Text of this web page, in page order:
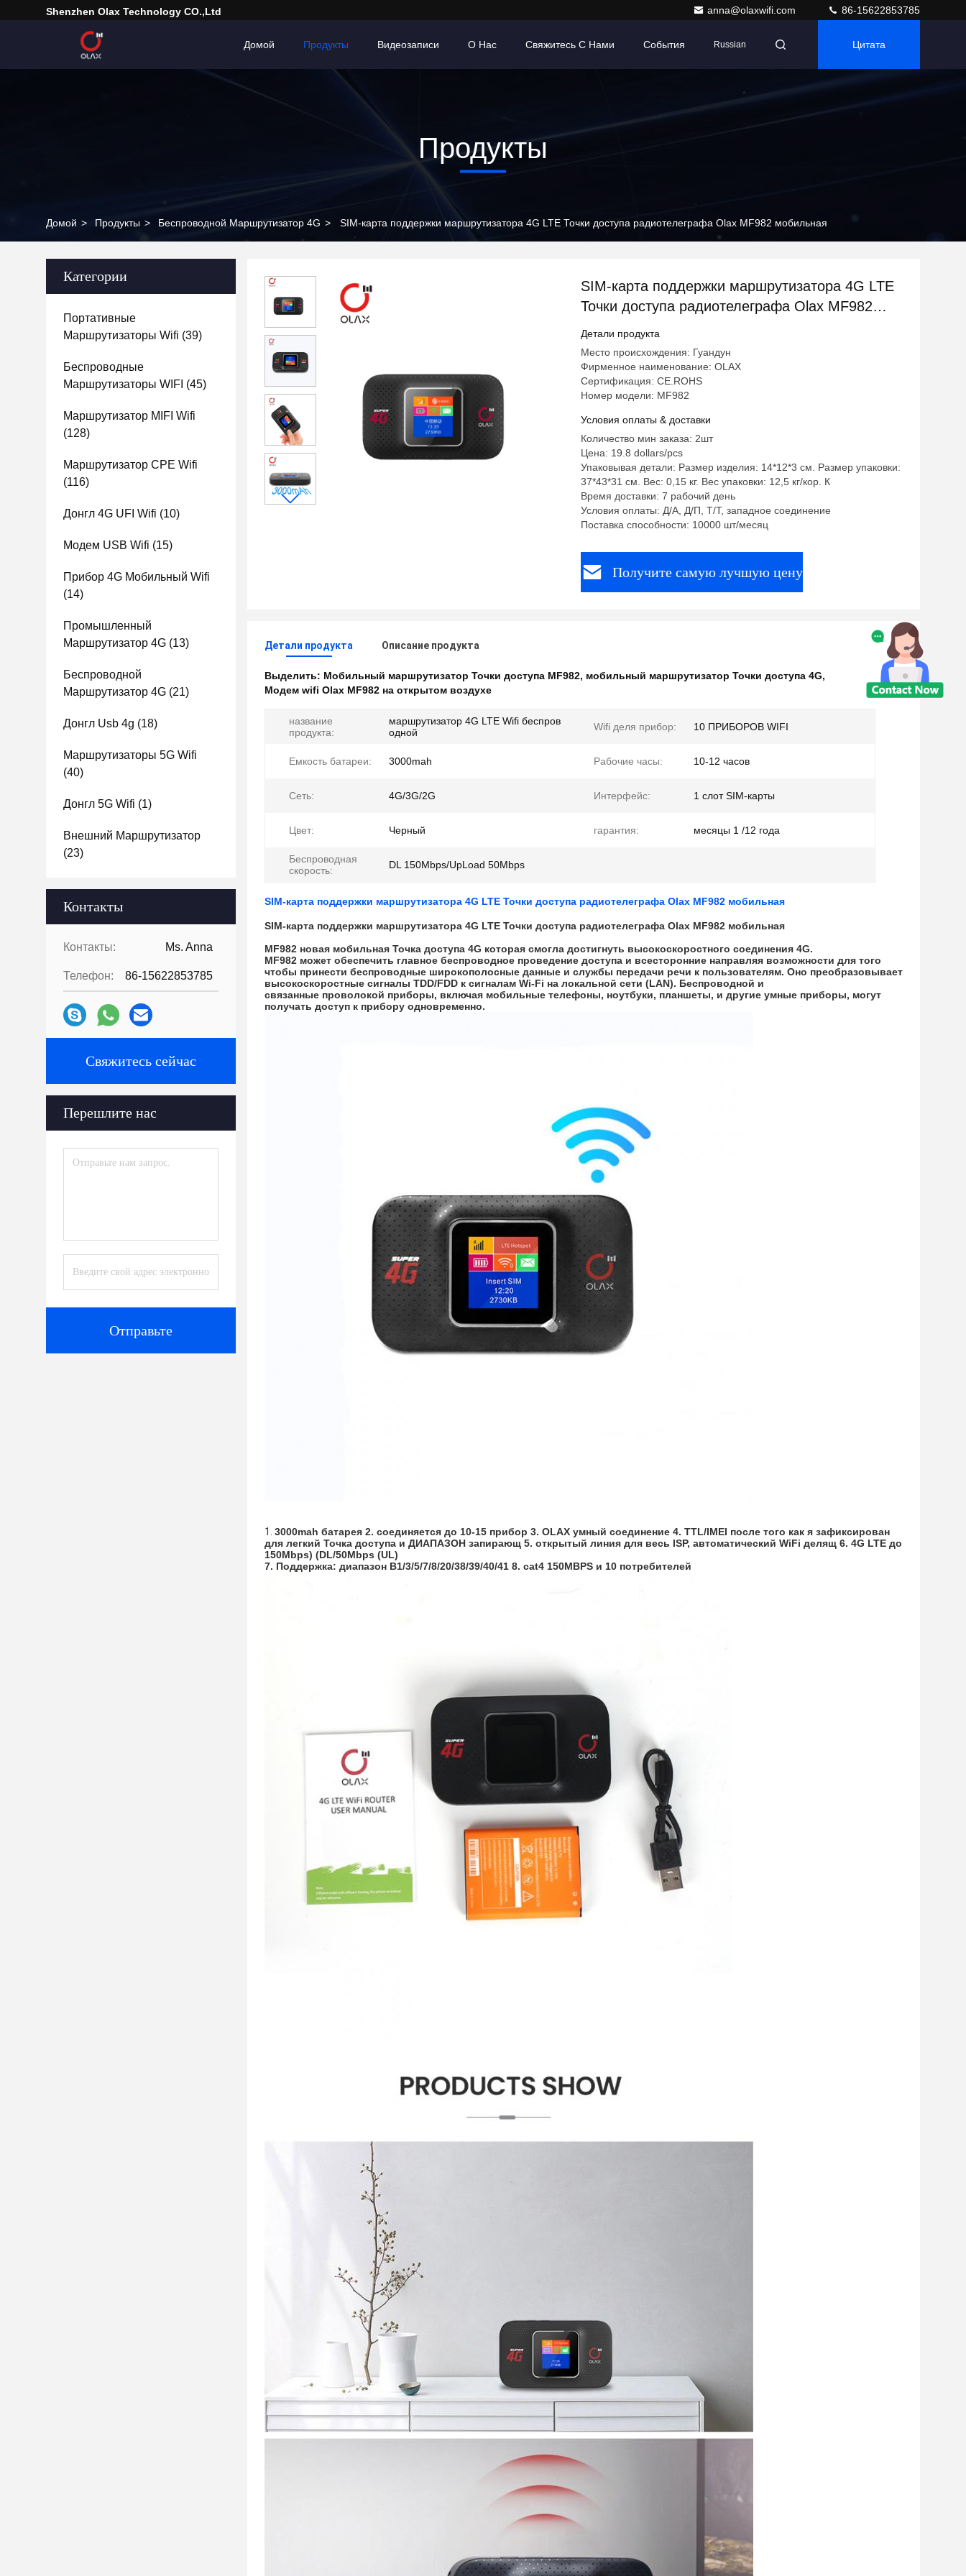
Shenzhen Olax Technology CO.,Ltd anna@olaxwifi.com 86-15622853785
Домой Продукты Видеозаписи О Нас Свяжитесь С Нами События Russian Цитата
Продукты
Домой > Продукты > Беспроводной Маршрутизатор 4G > SIM-карта поддержки маршрутизатора 4G LTE Точки доступа радиотелеграфа Olax MF982 мобильная
Категории
Портативные
Маршрутизаторы Wifi (39)
Беспроводные
Маршрутизаторы WIFI (45)
Маршрутизатор MIFI Wifi
(128)
Маршрутизатор CPE Wifi
(116)
Донгл 4G UFI Wifi (10)
Модем USB Wifi (15)
Прибор 4G Мобильный Wifi
(14)
Промышленный
Маршрутизатор 4G (13)
Беспроводной
Маршрутизатор 4G (21)
Донгл Usb 4g (18)
Маршрутизаторы 5G Wifi
(40)
Донгл 5G Wifi (1)
Внешний Маршрутизатор
(23)
Контакты
Контакты: Ms. Anna
Телефон: 86-15622853785
Свяжитесь сейчас
Перешлите нас
Отправьте
SIM-карта поддержки маршрутизатора 4G LTE
Точки доступа радиотелеграфа Olax MF982
мобильная
Детали продукта
Место происхождения: Гуандун
Фирменное наименование: OLAX
Сертификация: CE.ROHS
Номер модели: MF982
Условия оплаты & доставки
Количество мин заказа: 2шт
Цена: 19.8 dollars/pcs
Упаковывая детали: Размер изделия: 14*12*3 см. Размер упаковки:
37*43*31 см. Вес: 0,15 кг. Вес упаковки: 12,5 кг/кор. К
Время доставки: 7 рабочий день
Условия оплаты: Д/А, Д/П, Т/Т, западное соединение
Поставка способности: 10000 шт/месяц
Получите самую лучшую цену
Детали продукта Описание продукта
Выделить: Мобильный маршрутизатор Точки доступа MF982, мобильный маршрутизатор Точки доступа 4G,
Модем wifi Olax MF982 на открытом воздухе
название
продукта:
маршрутизатор 4G LTE Wifi беспров
одной
Wifi деля прибор: 10 ПРИБОРОВ WIFI
Емкость батареи: 3000mah Рабочие часы: 10-12 часов
Сеть: 4G/3G/2G Интерфейс: 1 слот SIM-карты
Цвет: Черный гарантия: месяцы 1 /12 года
Беспроводная
скорость:
DL 150Mbps/UpLoad 50Mbps
SIM-карта поддержки маршрутизатора 4G LTE Точки доступа радиотелеграфа Olax MF982 мобильная
SIM-карта поддержки маршрутизатора 4G LTE Точки доступа радиотелеграфа Olax MF982 мобильная
MF982 новая мобильная Точка доступа 4G которая смогла достигнуть высокоскоростного соединения 4G.
MF982 может обеспечить главное беспроводное проведение доступа и всесторонние направляя возможности для того
чтобы принести беспроводные широкополосные данные и службы передачи речи к пользователям. Оно преобразовывает
высокоскоростные сигналы TDD/FDD к сигналам Wi-Fi на локальной сети (LAN). Беспроводной и
связанные проволокой приборы, включая мобильные телефоны, ноутбуки, планшеты, и другие умные приборы, могут
получать доступ к прибору одновременно.
1. 3000mah батарея 2. соединяется до 10-15 прибор 3. OLAX умный соединение 4. TTL/IMEI после того как я зафиксирован
для легкий Точка доступа и ДИАПАЗОН запирающ 5. открытый линия для весь ISP, автоматический WiFi делящ 6. 4G LTE до
150Mbps) (DL/50Mbps (UL)
7. Поддержка: диапазон B1/3/5/7/8/20/38/39/40/41 8. cat4 150MBPS и 10 потребителей